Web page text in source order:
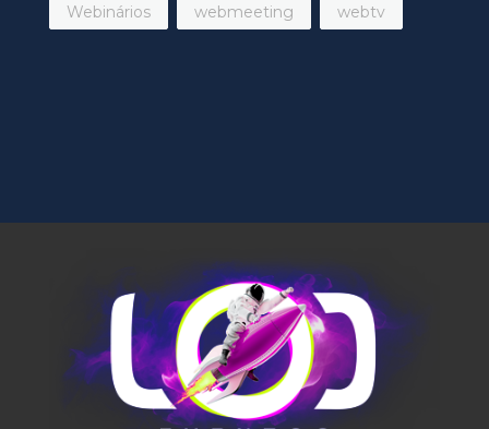
Webinários webmeeting webtv